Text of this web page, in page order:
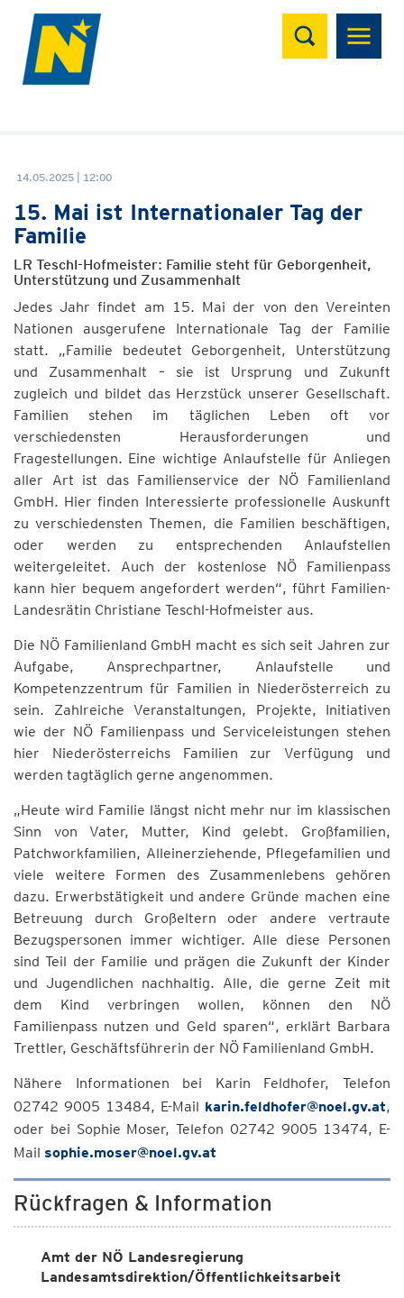
Suchen
14.05.2025 | 12:00
15. Mai ist Internationaler Tag der
Familie
LR Teschl-Hofmeister: Familie steht für Geborgenheit,
Unterstützung und Zusammenhalt
Jedes Jahr findet am 15. Mai der von den Vereinten
Nationen ausgerufene Internationale Tag der Familie
statt. „Familie bedeutet Geborgenheit, Unterstützung
und Zusammenhalt – sie ist Ursprung und Zukunft
zugleich und bildet das Herzstück unserer Gesellschaft.
Familien stehen im täglichen Leben oft vor
verschiedensten Herausforderungen und
Fragestellungen. Eine wichtige Anlaufstelle für Anliegen
aller Art ist das Familienservice der NÖ Familienland
GmbH. Hier finden Interessierte professionelle Auskunft
zu verschiedensten Themen, die Familien beschäftigen,
oder werden zu entsprechenden Anlaufstellen
weitergeleitet. Auch der kostenlose NÖ Familienpass
kann hier bequem angefordert werden“, führt Familien-
Landesrätin Christiane Teschl-Hofmeister aus.
Die NÖ Familienland GmbH macht es sich seit Jahren zur
Aufgabe, Ansprechpartner, Anlaufstelle und
Kompetenzzentrum für Familien in Niederösterreich zu
sein. Zahlreiche Veranstaltungen, Projekte, Initiativen
wie der NÖ Familienpass und Serviceleistungen stehen
hier Niederösterreichs Familien zur Verfügung und
werden tagtäglich gerne angenommen.
„Heute wird Familie längst nicht mehr nur im klassischen
Sinn von Vater, Mutter, Kind gelebt. Großfamilien,
Patchworkfamilien, Alleinerziehende, Pflegefamilien und
viele weitere Formen des Zusammenlebens gehören
dazu. Erwerbstätigkeit und andere Gründe machen eine
Betreuung durch Großeltern oder andere vertraute
Bezugspersonen immer wichtiger. Alle diese Personen
sind Teil der Familie und prägen die Zukunft der Kinder
und Jugendlichen nachhaltig. Alle, die gerne Zeit mit
dem Kind verbringen wollen, können den NÖ
Familienpass nutzen und Geld sparen“, erklärt Barbara
Trettler, Geschäftsführerin der NÖ Familienland GmbH.
Nähere Informationen bei Karin Feldhofer, Telefon
02742 9005 13484, E-Mail karin.feldhofer@noel.gv.at,
oder bei Sophie Moser, Telefon 02742 9005 13474, E-
Mail sophie.moser@noel.gv.at
Rückfragen & Information
Amt der NÖ Landesregierung
Landesamtsdirektion/Öffentlichkeitsarbeit